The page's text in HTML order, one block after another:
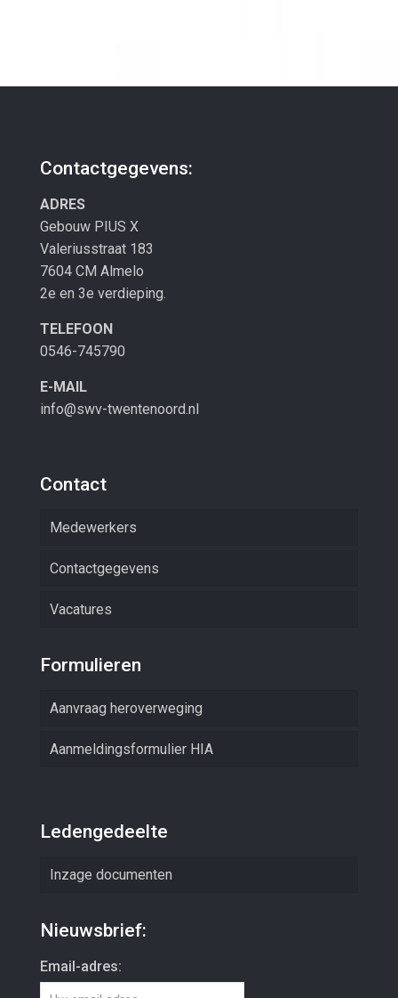
Contactgegevens:
ADRES
Gebouw PIUS X
Valeriusstraat 183
7604 CM Almelo
2e en 3e verdieping.
TELEFOON
0546-745790
E-MAIL
info@swv-twentenoord.nl
Contact
Medewerkers
Contactgegevens
Vacatures
Formulieren
Aanvraag heroverweging
Aanmeldingsformulier HIA
Ledengedeelte
Inzage documenten
Nieuwsbrief:
Email-adres: